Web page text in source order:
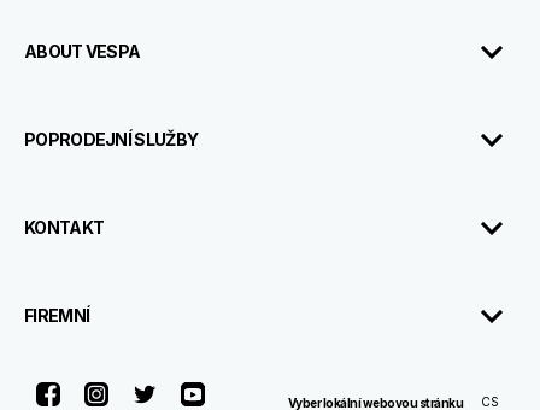
ABOUT VESPA
POPRODEJNÍ SLUŽBY
KONTAKT
FIREMNÍ
FacebookInstagram
TwitterYoutubeVyber lokální webovou stránku CS